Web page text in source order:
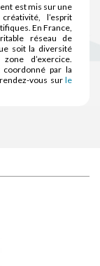
est mis sur une
l’esprit
En France,
réseau de
soit la diversité
d’exercice.
coordonné par la
vous surle